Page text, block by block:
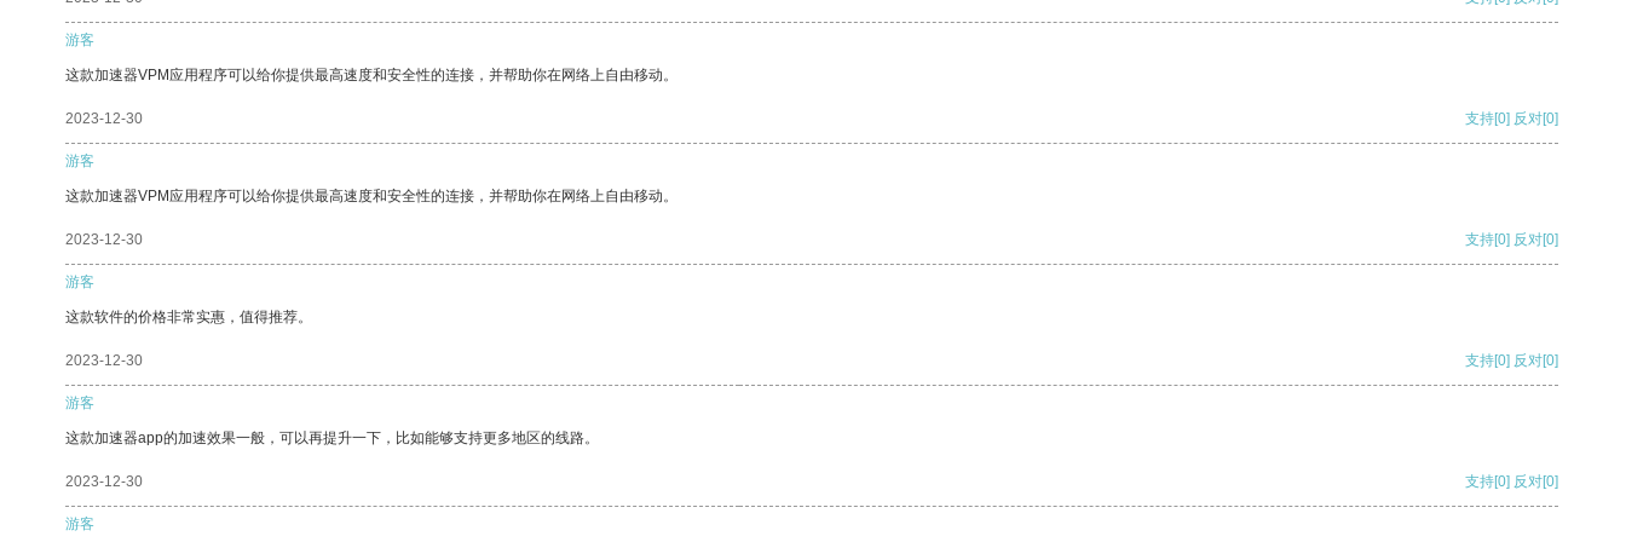
游客
这款加速器VPM应用程序可以给你提供最高速度和安全性的连接，并帮助你在网络上自由移动。
2023-12-30 支持[0] 反对[0]
游客
这款加速器VPM应用程序可以给你提供最高速度和安全性的连接，并帮助你在网络上自由移动。
2023-12-30 支持[0] 反对[0]
游客
这款软件的价格非常实惠，值得推荐。
2023-12-30 支持[0] 反对[0]
游客
这款加速器app的加速效果一般，可以再提升一下，比如能够支持更多地区的线路。
2023-12-30 支持[0] 反对[0]
游客